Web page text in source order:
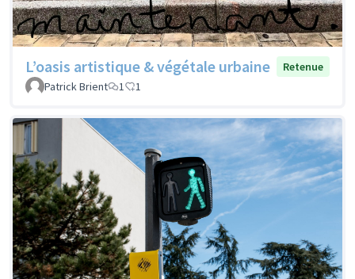
L’oasis artistique & végétale urbaine
Retenue
Patrick Brient
1 1